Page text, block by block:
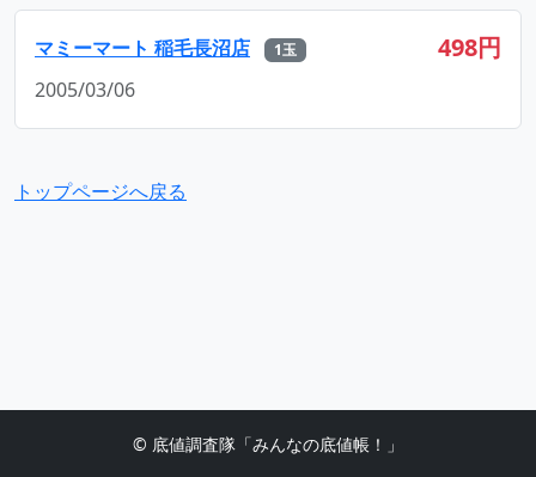
マミーマート 稲毛長沼店 1玉 498円
2005/03/06
トップページへ戻る
© 底値調査隊「みんなの底値帳！」